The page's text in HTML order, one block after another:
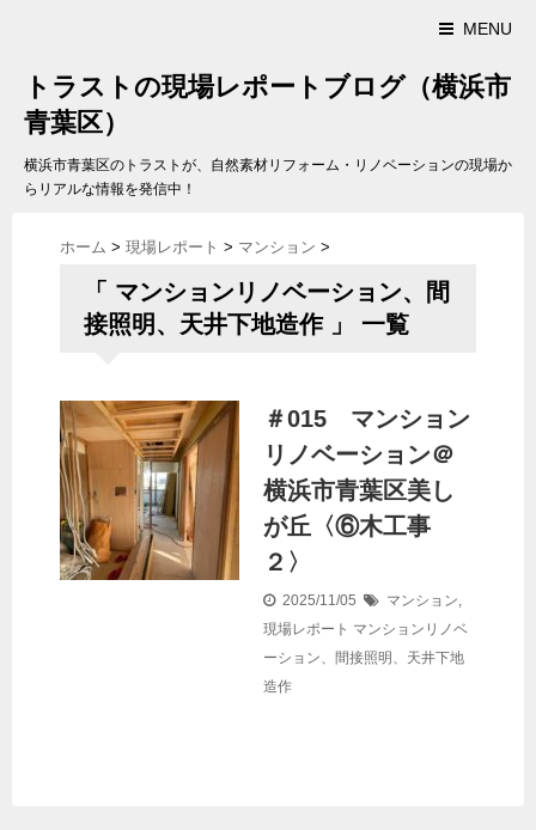
MENU
トラストの現場レポートブログ（横浜市
青葉区）
横浜市青葉区のトラストが、自然素材リフォーム・リノベーションの現場か
らリアルな情報を発信中！
ホーム > 現場レポート > マンション >
「 マンションリノベーション、間
接照明、天井下地造作 」 一覧
＃015 マンション
リノベーション＠
横浜市青葉区美し
が丘〈⑥木工事
２〉
2025/11/05 マンション,
現場レポート マンションリノベ
ーション、間接照明、天井下地
造作